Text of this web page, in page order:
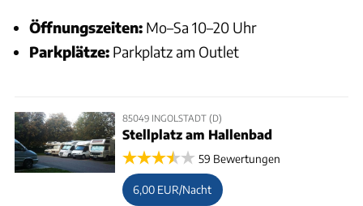
Öffnungszeiten: Mo–Sa 10–20 Uhr
Parkplätze: Parkplatz am Outlet
85049 INGOLSTADT (D)
Stellplatz am Hallenbad
59 Bewertungen
6,00 EUR/Nacht